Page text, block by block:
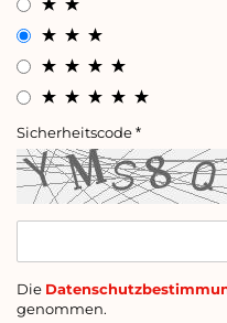
Sicherheitscode
Die
genommen.